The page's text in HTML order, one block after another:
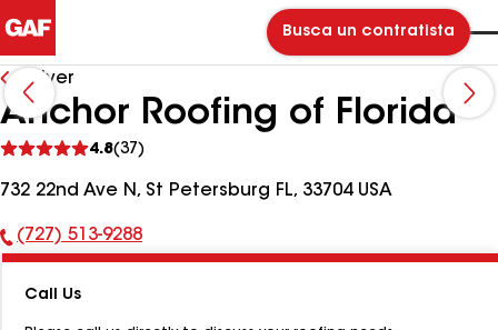
Busca un contratista
Volver
Anchor Roofing of Florida
4.8(37)
comentarios
732 22nd Ave N, St Petersburg FL, 33704 USA
Número
teléfono:
(727) 513-9288
Call Us